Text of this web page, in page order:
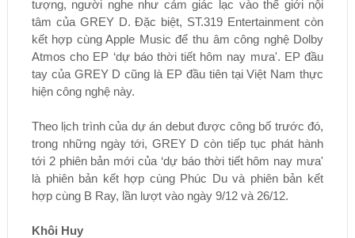
tượng, người nghe như cảm giác lạc vào thế giới nội
tâm của GREY D. Đặc biệt, ST.319 Entertainment còn
kết hợp cùng Apple Music để thu âm công nghệ Dolby
Atmos cho EP ‘dự báo thời tiết hôm nay mưa'. EP đầu
tay của GREY D cũng là EP đầu tiên tại Việt Nam thực
hiện công nghệ này.
Theo lịch trình của dự án debut được công bố trước đó,
trong những ngày tới, GREY D còn tiếp tục phát hành
tới 2 phiên bản mới của ‘dự báo thời tiết hôm nay mưa'
là phiên bản kết hợp cùng Phúc Du và phiên bản kết
hợp cùng B Ray, lần lượt vào ngày 9/12 và 26/12.
Khôi Huy